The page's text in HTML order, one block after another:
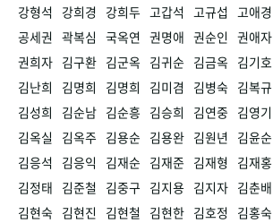
강형석
강희경 강희두 고갑석 고규섭 고애경
공세권 곽복심 국옥연 권명애 권순인 권애자
권희자 김구환 김군옥 김귀순 김금옥 김기호
김난희
김명희 김명희 김미겸 김병숙 김복규
김성희
김순남 김순흥 김승희 김연중 김영기
김옥실
김옥주 김용순 김용완 김원년 김윤순
김응석
김응익 김재순 김재준 김재형 김재홍
김정태 김준철 김중구 김지용 김지자 김춘배
김현숙 김현진 김현철 김현한 김호정 김홍숙